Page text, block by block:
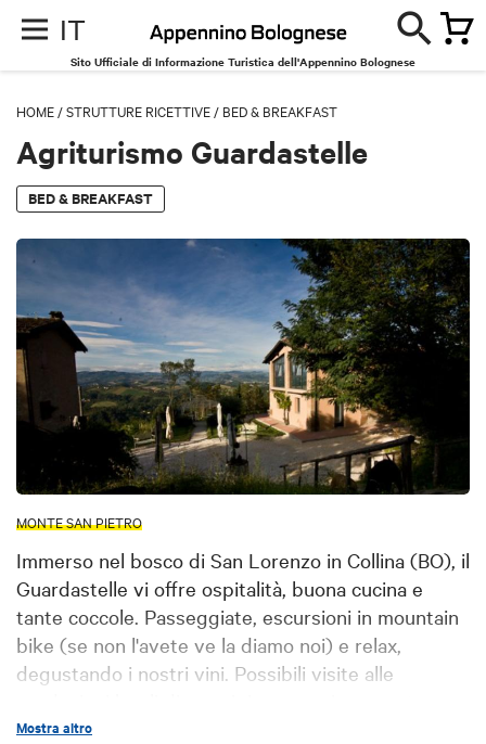
IT
Sito Ufficiale di Informazione Turistica dell'Appennino Bolognese
HOME /STRUTTURE RICETTIVE / BED & BREAKFAST
Agriturismo Guardastelle
BED & BREAKFAST
MONTE SAN PIETRO
Immerso nel bosco di San Lorenzo in Collina (BO), il
Guardastelle vi offre ospitalità, buona cucina e
tante coccole. Passeggiate, escursioni in mountain
bike (se non l'avete ve la diamo noi) e relax,
degustando i nostri vini. Possibili visite alle
balsamico, birra artigianale.
Mostra altro